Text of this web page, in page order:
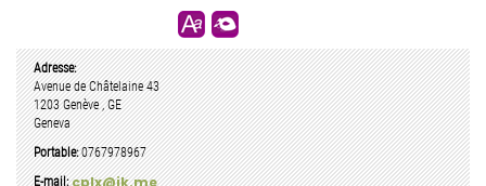
Adresse:
Avenue de Châtelaine 43
1203 Genève,GE
Geneva
Portable:0767978967
E-mail:cplx@ik.me